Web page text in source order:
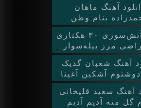
آهنگ ماهان
بنام وطن
مهار آتش‌سوزی ۳۰ هکتاری
مرز بیله‌سوار
آهنگ شعبان گدیک
دوشتوم آشکین آغینا
آهنگ سعید قلیخانی
گل منه آدیم آدیم